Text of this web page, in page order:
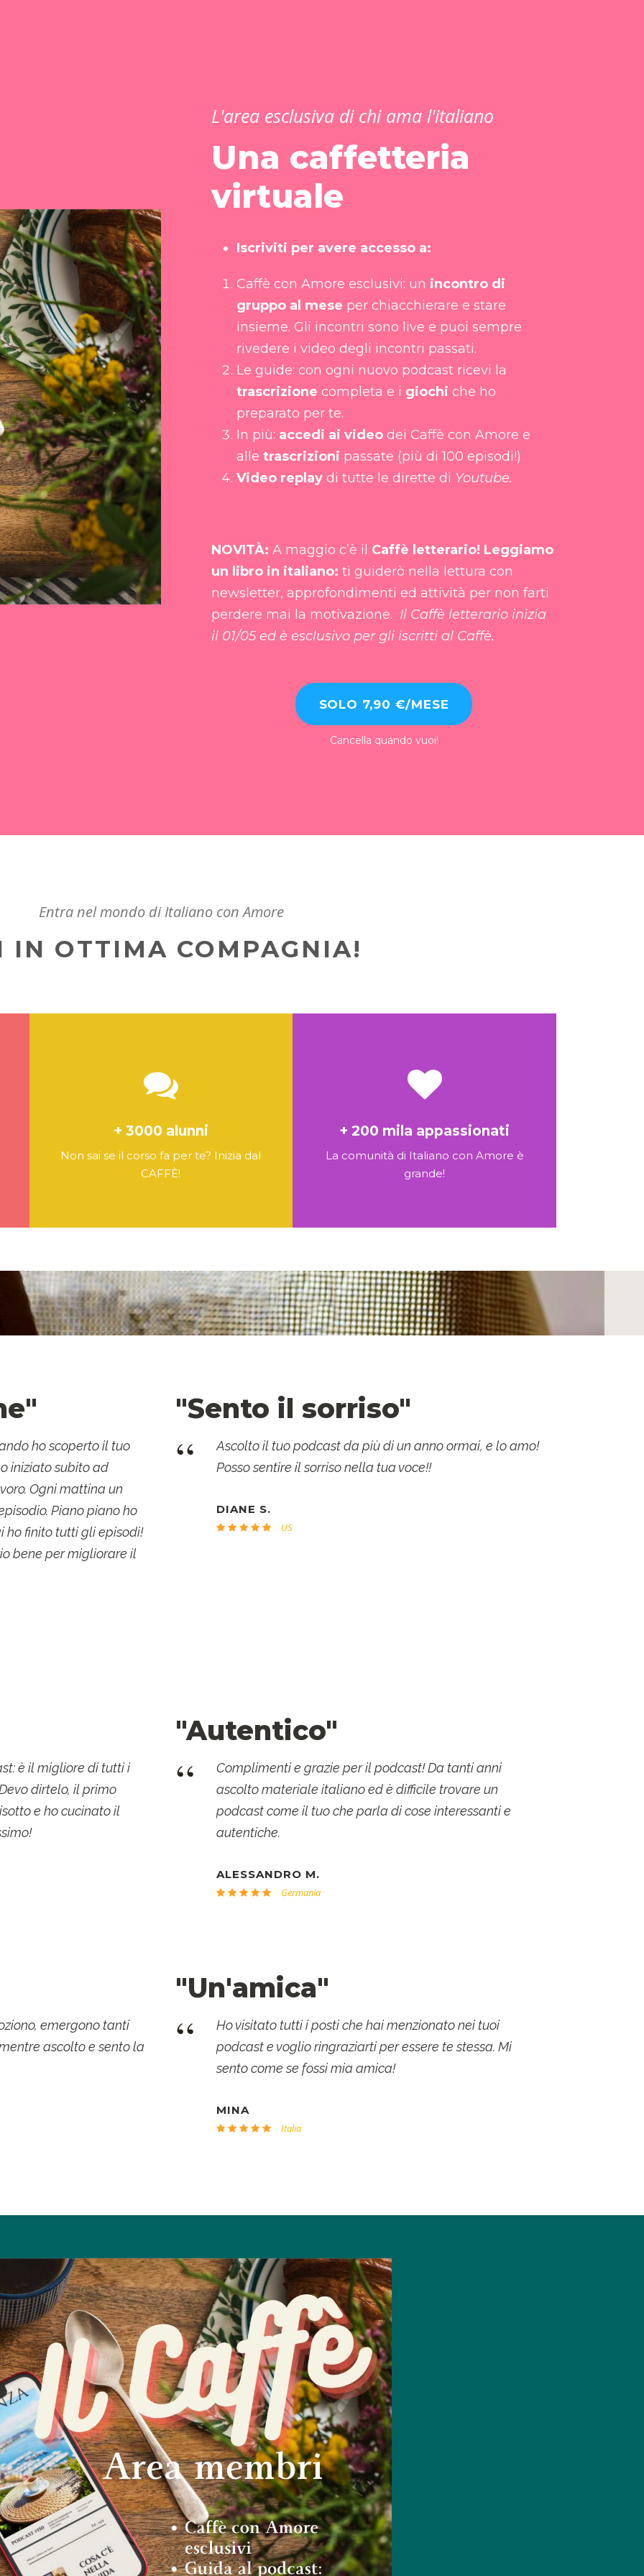
L'area esclusiva di chi ama l'italiano
Una caffetteria
virtuale
Iscriviti per avere accesso a:
Caffè con Amore esclusivi: un incontro di
gruppo al mese per chiacchierare e stare
insieme. Gli incontri sono live e puoi sempre
rivedere i video degli incontri passati.
Le guide: con ogni nuovo podcast ricevi la
trascrizione completa e i giochi che ho
preparato per te.
In più: accedi ai video dei Caffè con Amore e
alle trascrizioni passate (più di 100 episodi!)
Video replay di tutte le dirette di Youtube.
NOVITÀ: A maggio c’è il Caffè letterario! Leggiamo
un libro in italiano: ti guiderò nella lettura con
newsletter, approfondimenti ed attività per non farti
perdere mai la motivazione. Il Caffè letterario inizia
il 01/05 ed è esclusivo per gli iscritti al Caffè.
SOLO 7,90 €/MESE
Cancella quando vuoi!
Entra nel mondo di Italiano con Amore
IN OTTIMA COMPAGNIA!
+ 3000 alunni
Non sai se il corso fa per te? Inizia dal
CAFFÈ!
+ 200 mila appassionati
La comunità di Italiano con Amore è
grande!
ho scoperto il tuo
iniziato subito ad
Ogni mattina un
Piano piano ho
ho finito tutti gli episodi!
bene per migliorare il
"Sento il sorriso"
“
Ascolto il tuo podcast da più di un anno ormai, e lo amo!
Posso sentire il sorriso nella tua voce!!
DIANE S.
US
è il migliore di tutti i
dirtelo, il primo
e ho cucinato il
"Autentico"
“
Complimenti e grazie per il podcast! Da tanti anni
ascolto materiale italiano ed è difficile trovare un
podcast come il tuo che parla di cose interessanti e
autentiche.
ALESSANDRO M.
Germania
emergono tanti
ascolto e sento la
"Un'amica"
“
Ho visitato tutti i posti che hai menzionato nei tuoi
podcast e voglio ringraziarti per essere te stessa. Mi
sento come se fossi mia amica!
MINA
Italia